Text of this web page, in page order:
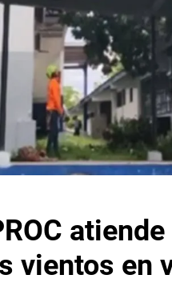
vientos en